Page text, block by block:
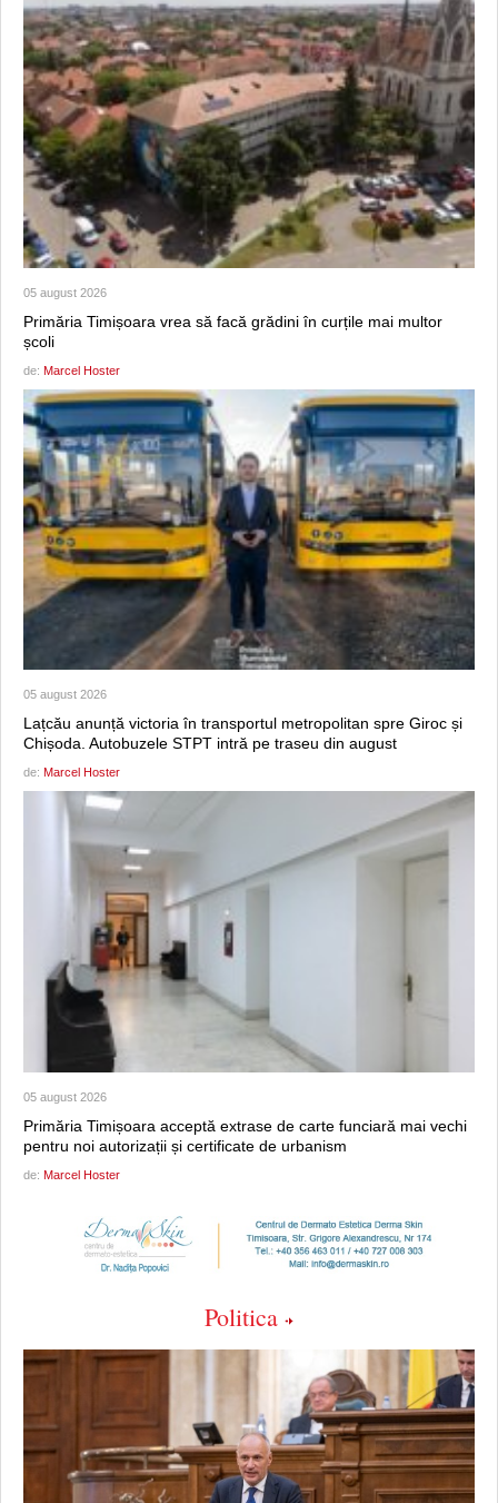
05 august 2026
Primăria Timișoara vrea să facă grădini în curțile mai multor
școli
de: Marcel Hoster
05 august 2026
Lațcău anunță victoria în transportul metropolitan spre Giroc și
Chișoda. Autobuzele STPT intră pe traseu din august
de: Marcel Hoster
05 august 2026
Primăria Timișoara acceptă extrase de carte funciară mai vechi
pentru noi autorizații și certificate de urbanism
de: Marcel Hoster
Politica